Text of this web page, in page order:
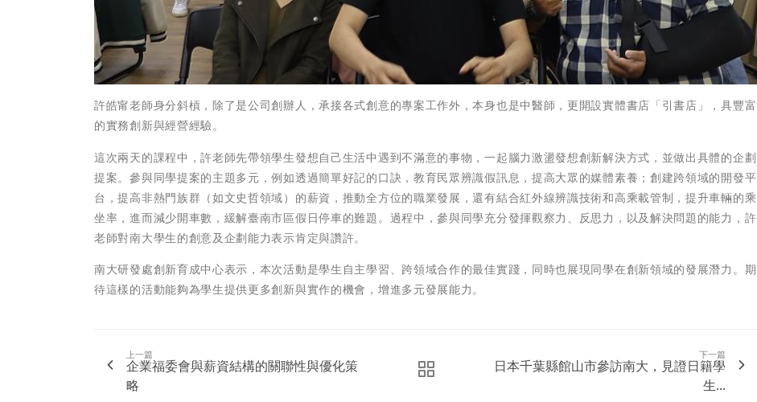
許皓甯老師身分斜槓，除了是公司創辦人，承接各式創意的專案工作外，本身也是中醫師，更開設實體書店「引書店」，具豐富
的實務創新與經營經驗。
這次兩天的課程中，許老師先帶領學生發想自己生活中遇到不滿意的事物，一起腦力激盪發想創新解決方式，並做出具體的企劃
提案。參與同學提案的主題多元，例如透過簡單好記的口訣，教育民眾辨識假訊息，提高大眾的媒體素養；創建跨領域的開發平
台，提高非熱門族群（如文史哲領域）的薪資，推動全方位的職業發展，還有結合紅外線辨識技術和高乘載管制，提升車輛的乘
坐率，進而減少開車數，緩解臺南市區假日停車的難題。過程中，參與同學充分發揮觀察力、反思力，以及解決問題的能力，許
老師對南大學生的創意及企劃能力表示肯定與讚許。
南大研發處創新育成中心表示，本次活動是學生自主學習、跨領域合作的最佳實踐，同時也展現同學在創新領域的發展潛力。期
待這樣的活動能夠為學生提供更多創新與實作的機會，增進多元發展能力。
上一篇
企業福委會與薪資結構的關聯性與優化策
略
下一篇
日本千葉縣館山市參訪南大，見證日籍學
生...